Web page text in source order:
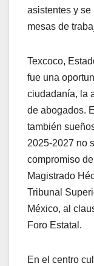
asistentes y
mesas de
Texcoco,
fue una
ciudadanía, la
de abogados.
también
2025-2027 no
compromiso
Magistrado
Tribunal
México, al
Foro Estatal.
En el centro